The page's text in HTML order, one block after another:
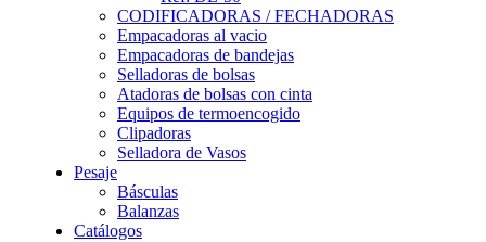
CODIFICADORAS / FECHADORAS
Empacadoras al vacio
Empacadoras de bandejas
Selladoras de bolsas
Atadoras de bolsas con cinta
Equipos de termoencogido
Clipadoras
Selladora de Vasos
Pesaje
Básculas
Balanzas
Catálogos